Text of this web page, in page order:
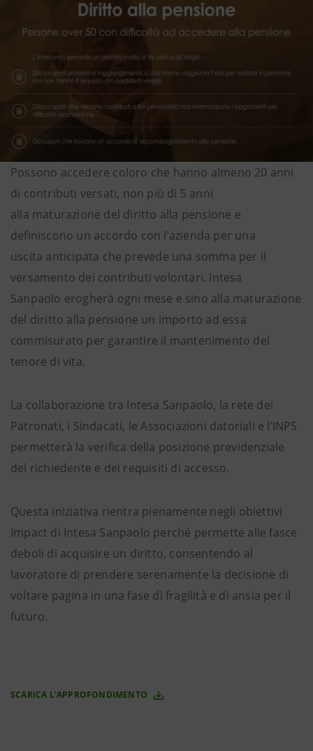
Possono accedere coloro che hanno almeno 20 anni
di contributi versati, non più di 5 anni
alla maturazione del diritto alla pensione e
definiscono un accordo con l’azienda per una
uscita anticipata che prevede una somma per il
versamento dei contributi volontari. Intesa
Sanpaolo erogherà ogni mese e sino alla maturazione
del diritto alla pensione un importo ad essa
commisurato per garantire il mantenimento del
tenore di vita.
La collaborazione tra Intesa Sanpaolo, la rete dei
Patronati, i Sindacati, le Associazioni datoriali e l’INPS
permetterà la verifica della posizione previdenziale
del richiedente e dei requisiti di accesso.
Questa iniziativa rientra pienamente negli obiettivi
Impact di Intesa Sanpaolo perché permette alle fasce
deboli di acquisire un diritto, consentendo al
lavoratore di prendere serenamente la decisione di
voltare pagina in una fase di fragilità e di ansia per il
futuro.
SCARICA L'APPROFONDIMENTO